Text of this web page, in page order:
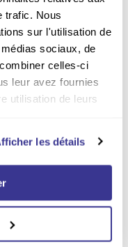
trafic. Nous
sur l'utilisation de
sociaux, de
celles-ci
leur avez fournies
utilisation de leurs
les détails
kiosque